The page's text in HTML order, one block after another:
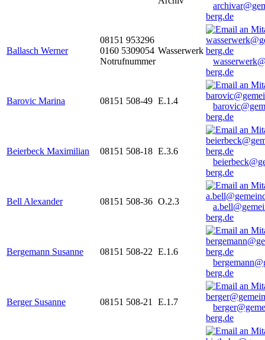
berg.de
Ballasch Werner
08151 953296
0160 5309054
Notrufnummer
Wasserwerk
berg.de
Barovic Marina 08151 508-49 E.1.4
berg.de
Beierbeck Maximilian 08151 508-18 E.3.6
berg.de
Bell Alexander 08151 508-36 O.2.3
berg.de
Bergemann Susanne 08151 508-22 E.1.6
berg.de
Berger Susanne 08151 508-21 E.1.7
berg.de